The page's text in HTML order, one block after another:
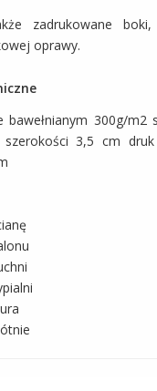
zadrukowane
oprawy.
bawełnianym 300g/m2
3,5 cm